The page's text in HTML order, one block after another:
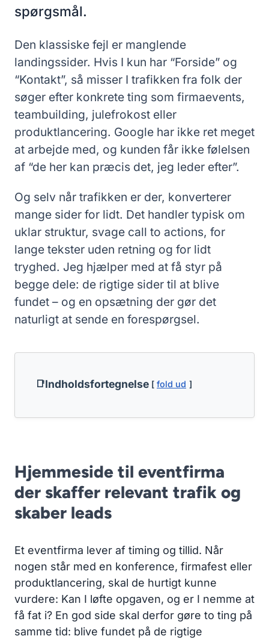
spørgsmål.
Den klassiske fejl er manglende
landingssider. Hvis I kun har “Forside” og
“Kontakt”, så misser I trafikken fra folk der
søger efter konkrete ting som firmaevents,
teambuilding, julefrokost eller
produktlancering. Google har ikke ret meget
at arbejde med, og kunden får ikke følelsen
af “de her kan præcis det, jeg leder efter”.
Og selv når trafikken er der, konverterer
mange sider for lidt. Det handler typisk om
uklar struktur, svage call to actions, for
lange tekster uden retning og for lidt
tryghed. Jeg hjælper med at få styr på
begge dele: de rigtige sider til at blive
fundet – og en opsætning der gør det
naturligt at sende en forespørgsel.
Indholdsfortegnelse fold ud
Hjemmeside til eventfirma
der skaffer relevant trafik og
skaber leads
Et eventfirma lever af timing og tillid. Når
nogen står med en konference, firmafest eller
produktlancering, skal de hurtigt kunne
vurdere: Kan I løfte opgaven, og er I nemme at
få fat i? En god side skal derfor gøre to ting på
samme tid: blive fundet på de rigtige